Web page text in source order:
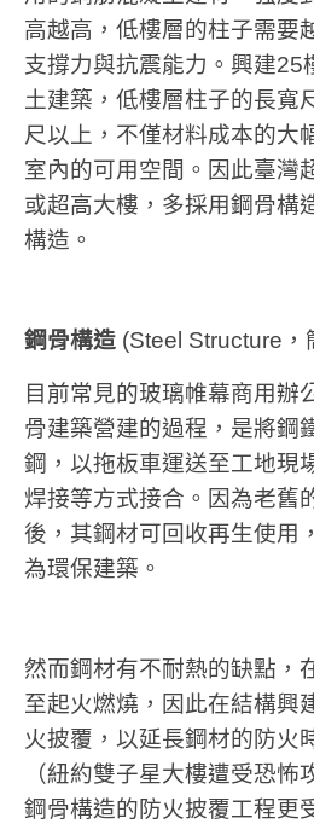
高越高，低樓層的柱子需要
支撐力與抗震能力。興建25
土建築，低樓層柱子的長寬
尺以上，不僅材料成本的大
室內的可用空間。因此臺灣
或超高大樓，多採用鋼骨構
構造。
鋼骨構造 (Steel Structure，
目前常見的玻璃帷幕商用辦
骨建築營建的過程，是將鋼
鋼，以拖板車運送至工地現
焊接等方式接合。因為老舊
後，其鋼材可回收再生使用
為環保建築。
然而鋼材有不耐熱的缺點，
至起火燃燒，因此在結構興
火披覆，以延長鋼材的防火
（紐約雙子星大樓遭受恐怖
鋼骨構造的防火披覆工程更